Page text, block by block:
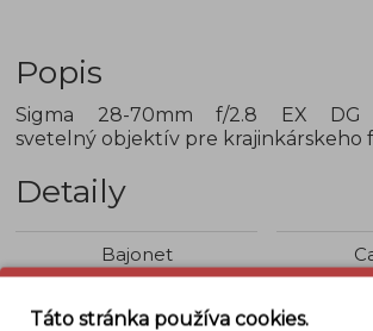
Popis
Sigma 28-70mm f/2.8 EX DG
svetelný objektív pre krajinkárskeho
Detaily
Bajonet
Táto stránka používa cookies.